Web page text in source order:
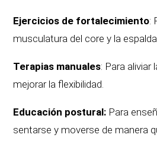
Ejercicios de fortalecimiento:
musculatura del core y la
Terapias manuales: Para aliviar
mejorar la flexibilidad.
Educación postural: Para
sentarse y moverse de manera